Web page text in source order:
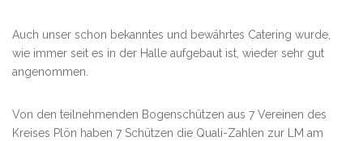
Auch unser schon bekanntes und bewährtes Catering wurde,
wie immer seit es in der Halle aufgebaut ist, wieder sehr gut
angenommen.
Von den teilnehmenden Bogenschützen aus 7 Vereinen des
Kreises Plön haben 7 Schützen die Quali-Zahlen zur LM am